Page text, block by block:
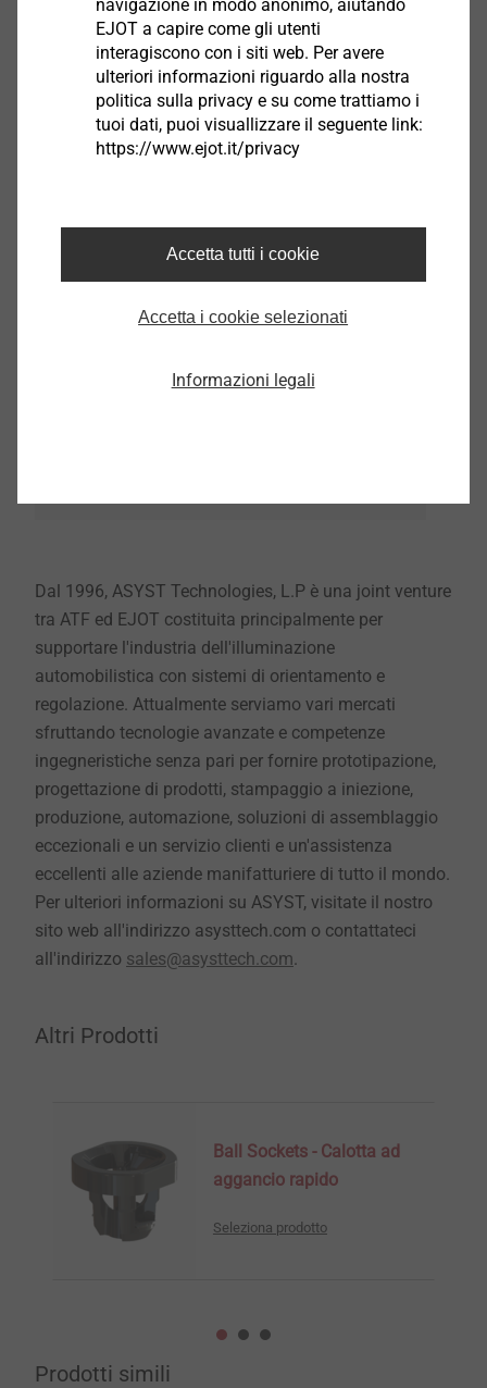
perdita di efficienza meccanica. L'albero flessibile
trasmette la forza, questa viene convertita al punto di
attacco interno in un movimento rotatorio.
Joint Venture ASYST Technologies, L.P
Dal 1996, ASYST Technologies, L.P è una joint venture
tra ATF ed EJOT costituita principalmente per
supportare l'industria dell'illuminazione
automobilistica con sistemi di orientamento e
regolazione. Attualmente serviamo vari mercati
sfruttando tecnologie avanzate e competenze
ingegneristiche senza pari per fornire prototipazione,
progettazione di prodotti, stampaggio a iniezione,
produzione, automazione, soluzioni di assemblaggio
eccezionali e un servizio clienti e un'assistenza
eccellenti alle aziende manifatturiere di tutto il mondo.
Per ulteriori informazioni su ASYST, visitate il nostro
sito web all'indirizzo asysttech.com o contattateci
all'indirizzo sales@asysttech.com.
Altri Prodotti
Ball Sockets - Calotta ad
aggancio rapido
Seleziona prodotto
Prodotti simili
navigazione in modo anonimo, aiutando
EJOT a capire come gli utenti
interagiscono con i siti web. Per avere
ulteriori informazioni riguardo alla nostra
politica sulla privacy e su come trattiamo i
tuoi dati, puoi visuallizzare il seguente link:
https://www.ejot.it/privacy
Accetta tutti i cookie
Accetta i cookie selezionati
Informazioni legali